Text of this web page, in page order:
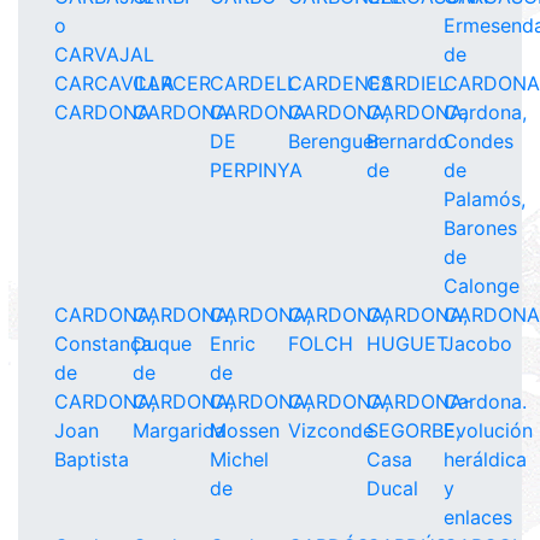
o
CARVAJAL
de
CARCAVILLA
CARCERCARDELLCARDENESCARDIELCARDONA
CARDONACARDONACARDONA
DE
PERPINYA
CARDONA,
Berenguer
CARDONA,
Bernardo
de
Cardona,
Condes
de
Palamós,
Barones
de
Calonge
CARDONA,
Constança
de
CARDONA,
Duque
de
CARDONA,
Enric
de
CARDONA,
FOLCH
CARDONA,
HUGUETJacobo
CARDONA,
Joan
Baptista
CARDONA,
Margarida
CARDONA,
Mossen
Michel
de
CARDONA,
Vizconde
CARDONA-
SEGORBE,
Casa
Ducal
Cardona.
Evolución
heráldica
y
enlaces